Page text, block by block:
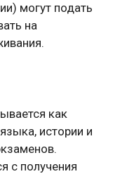
могут подать
на
как
истории и
с получения